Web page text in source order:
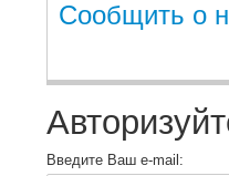
Сообщить о
Введите Ваш e-mail: